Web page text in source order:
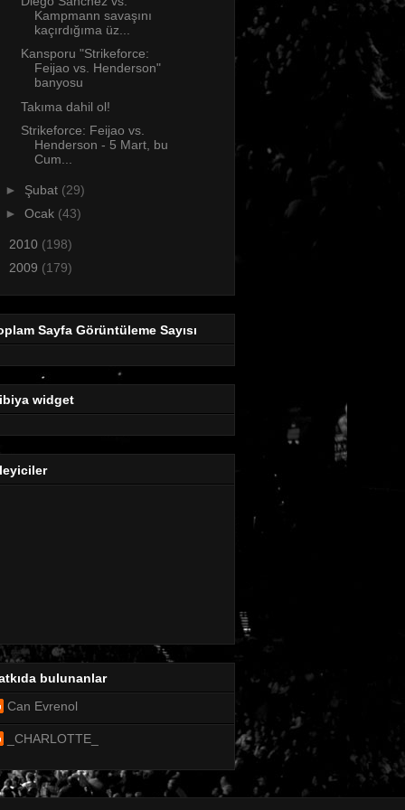
Kampmann savaşını
kaçırdığıma üz...
Kansporu "Strikeforce:
Feijao vs. Henderson"
banyosu
Takıma dahil ol!
Strikeforce: Feijao vs.
Henderson - 5 Mart, bu
Cum...
► Şubat (29)
► Ocak (43)
2010 (198)
2009 (179)
Sayfa Görüntüleme Sayısı
widget
bulunanlar
Can Evrenol
_CHARLOTTE_